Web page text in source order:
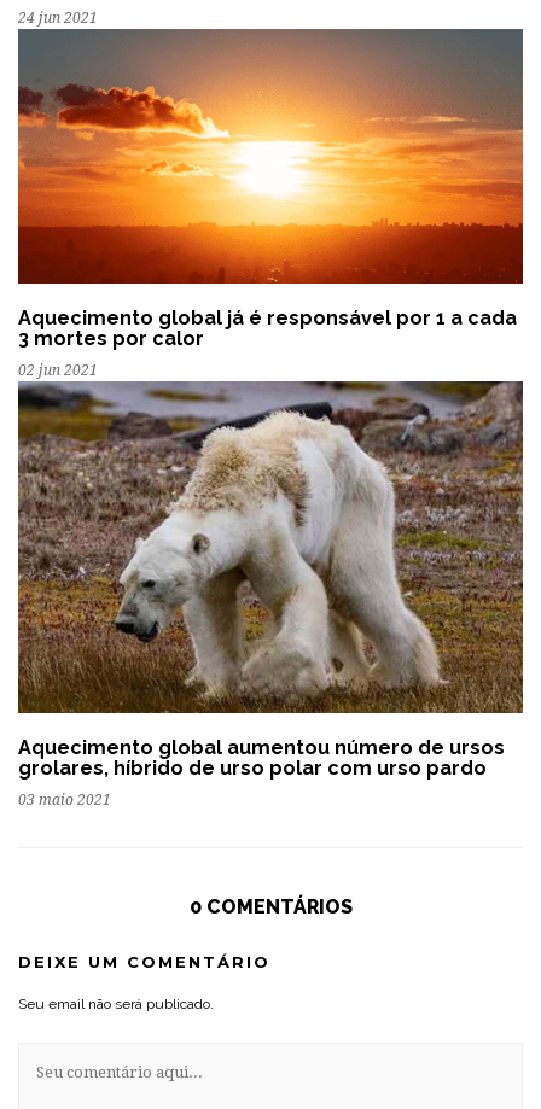
24 jun 2021
Aquecimento global já é responsável por 1 a cada
3 mortes por calor
02 jun 2021
Aquecimento global aumentou número de ursos
grolares, híbrido de urso polar com urso pardo
03 maio 2021
0 COMENTÁRIOS
DEIXE UM COMENTÁRIO
Seu email não será publicado.